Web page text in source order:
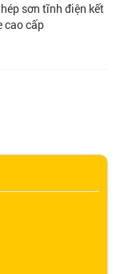
sơn tĩnh điện kết
cao cấp